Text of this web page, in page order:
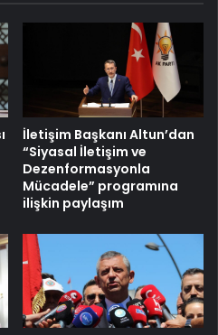
İletişim Başkanı Altun’dan
“Siyasal İletişim ve
Dezenformasyonla
Mücadele” programına
ilişkin paylaşım